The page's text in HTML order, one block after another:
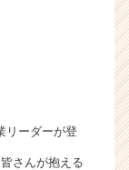
リーダーが登
さんが抱える